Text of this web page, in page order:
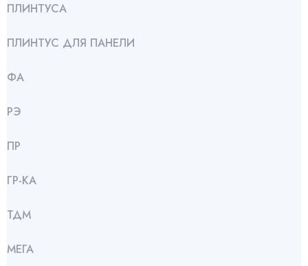
ПЛИНТУСА
ПЛИНТУС ДЛЯ ПАНЕЛИ
ФА
РЭ
ПР
ГР-КА
ТДМ
МЕГА